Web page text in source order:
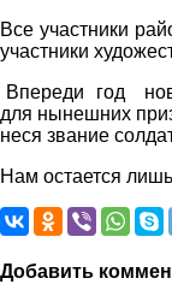
Все участники
участники
Впереди год
для нынешних
неся звание
Нам остается
Добавить